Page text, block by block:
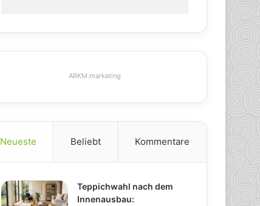
ARKM.marketing
Neueste Beliebt Kommentare
Teppichwahl nach dem
Innenausbau: